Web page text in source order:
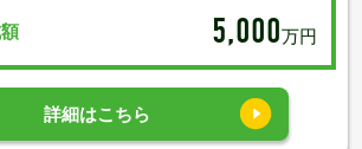
5,000万円
詳細はこちら